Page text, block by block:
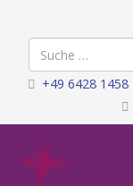
Suchen
+49 6428 1458